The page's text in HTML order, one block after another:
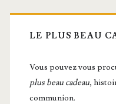
LE PLUS BEAU
Vous pou­vez vous
plus beau cadeau,
communion.